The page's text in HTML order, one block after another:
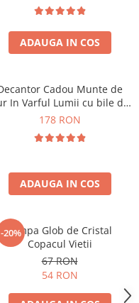
ADAUGA IN COS
Cadou Munte de
In Varful Lumii cu bile de
curatare
178 RON
ADAUGA IN COS
-20%
Lampa Glob de Cristal
Copacul Vietii
67 RON
54 RON